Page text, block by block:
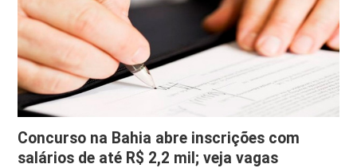
Concurso na Bahia abre inscrições com
salários de até R$ 2,2 mil; veja vagas